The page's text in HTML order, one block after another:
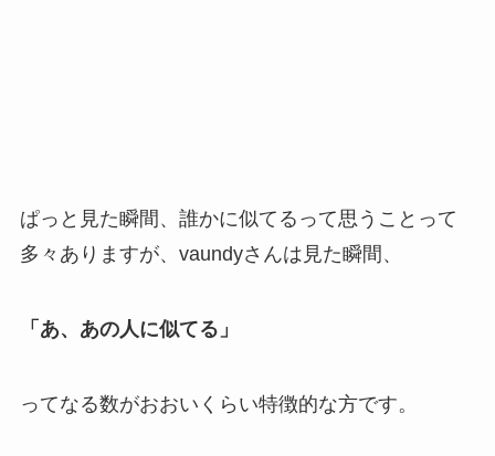
ぱっと見た瞬間、誰かに似てるって思うことって
多々ありますが、vaundyさんは見た瞬間、
「あ、あの人に似てる」
ってなる数がおおいくらい特徴的な方です。